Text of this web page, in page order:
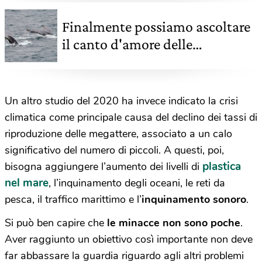
Finalmente possiamo ascoltare
il canto d'amore delle
Un altro studio del 2020 ha invece indicato la crisi
climatica come principale causa del declino dei tassi di
riproduzione delle megattere, associato a un calo
significativo del numero di piccoli. A questi, poi,
bisogna aggiungere l’aumento dei livelli di plastica
nel mare, l’inquinamento degli oceani, le reti da
pesca, il traffico marittimo e l’inquinamento sonoro.
Si può ben capire che le minacce non sono poche.
Aver raggiunto un obiettivo così importante non deve
far abbassare la guardia riguardo agli altri problemi